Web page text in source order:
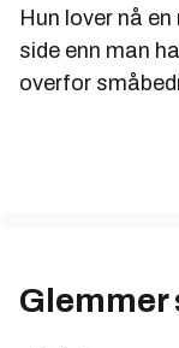
Hun lover nå
side enn man
overfor
Glemmer